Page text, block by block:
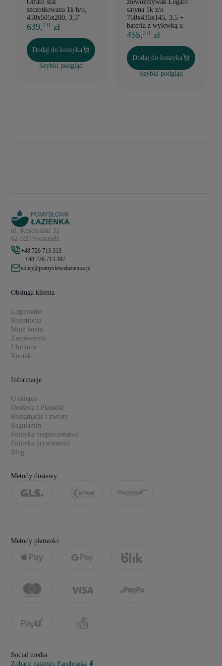
Olfato stal
szczotkowana 1k b/o,
450x505x200, 3,5"
639,2 0 zł
Dodaj do koszyka
Szybki podgląd
zlewozmywak Legato
satyna 1k z/o
760x435x145, 3,5 +
bateria z wylewką u
455,2 0 zł
Dodaj do koszyka
Szybki podgląd
ul. Kościuszki 32
62-020 Swarzędz
+48 726 713 313
+48 726 713 387
sklep@pomyslowalazienka.pl
Obsługa klienta
Logowanie
Rejestracja
Moje konto
Zamówienia
Ulubione
Kontakt
Informacje
O sklepie
Dostawa i Płatność
Reklamacje i zwroty
Regulamin
Polityka bezpieczeństwa
Polityka prywatności
Blog
Metody dostawy
Metody płatności
Social media
Zobacz naszego Facebooka